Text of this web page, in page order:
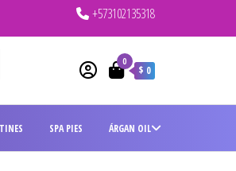
+573102135318
0
$ 0
SPA PIES ÁRGAN OIL